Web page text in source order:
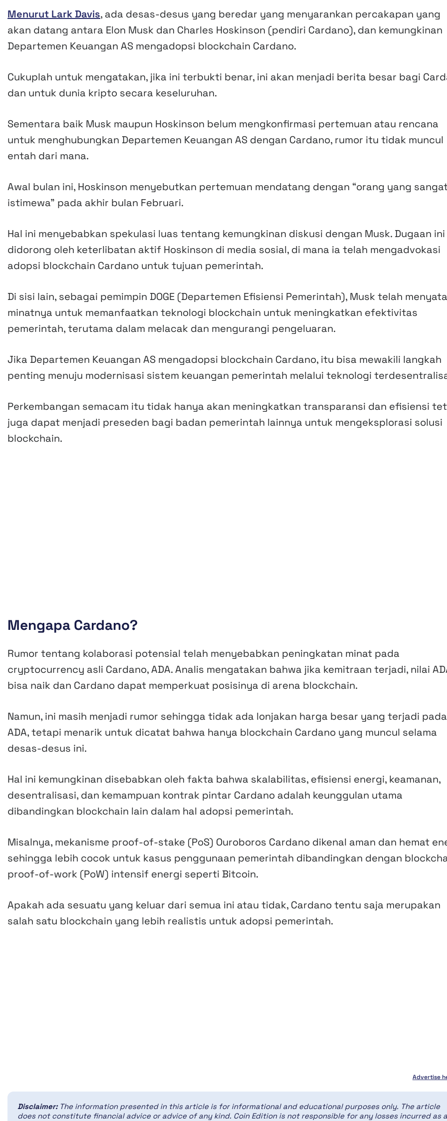
Menurut Lark Davis, ada desas-desus yang beredar yang menyarankan percakapan yang
akan datang antara Elon Musk dan Charles Hoskinson (pendiri Cardano), dan kemungkinan
Departemen Keuangan AS mengadopsi blockchain Cardano.
Cukuplah untuk mengatakan, jika ini terbukti benar, ini akan menjadi berita besar bagi
dan untuk dunia kripto secara keseluruhan.
Sementara baik Musk maupun Hoskinson belum mengkonfirmasi pertemuan atau rencana
untuk menghubungkan Departemen Keuangan AS dengan Cardano, rumor itu tidak muncul
entah dari mana.
Awal bulan ini, Hoskinson menyebutkan pertemuan mendatang dengan “orang yang
istimewa” pada akhir bulan Februari.
Hal ini menyebabkan spekulasi luas tentang kemungkinan diskusi dengan Musk. Dugaan ini
didorong oleh keterlibatan aktif Hoskinson di media sosial, di mana ia telah mengadvokasi
adopsi blockchain Cardano untuk tujuan pemerintah.
Di sisi lain, sebagai pemimpin DOGE (Departemen Efisiensi Pemerintah), Musk telah
minatnya untuk memanfaatkan teknologi blockchain untuk meningkatkan efektivitas
pemerintah, terutama dalam melacak dan mengurangi pengeluaran.
Jika Departemen Keuangan AS mengadopsi blockchain Cardano, itu bisa mewakili langkah
penting menuju modernisasi sistem keuangan pemerintah melalui teknologi
Perkembangan semacam itu tidak hanya akan meningkatkan transparansi dan efisiensi
juga dapat menjadi preseden bagi badan pemerintah lainnya untuk mengeksplorasi solusi
blockchain.
Mengapa Cardano?
Rumor tentang kolaborasi potensial telah menyebabkan peningkatan minat pada
cryptocurrency asli Cardano, ADA. Analis mengatakan bahwa jika kemitraan terjadi, nilai
bisa naik dan Cardano dapat memperkuat posisinya di arena blockchain.
Namun, ini masih menjadi rumor sehingga tidak ada lonjakan harga besar yang terjadi pada
ADA, tetapi menarik untuk dicatat bahwa hanya blockchain Cardano yang muncul selama
desas-desus ini.
Hal ini kemungkinan disebabkan oleh fakta bahwa skalabilitas, efisiensi energi, keamanan,
desentralisasi, dan kemampuan kontrak pintar Cardano adalah keunggulan utama
dibandingkan blockchain lain dalam hal adopsi pemerintah.
Misalnya, mekanisme proof-of-stake (PoS) Ouroboros Cardano dikenal aman dan hemat
sehingga lebih cocok untuk kasus penggunaan pemerintah dibandingkan dengan
proof-of-work (PoW) intensif energi seperti Bitcoin.
Apakah ada sesuatu yang keluar dari semua ini atau tidak, Cardano tentu saja merupakan
salah satu blockchain yang lebih realistis untuk adopsi pemerintah.
Advertise
Disclaimer: The information presented in this article is for informational and educational purposes only. The article
does not constitute financial advice or advice of any kind. Coin Edition is not responsible for any losses incurred as a